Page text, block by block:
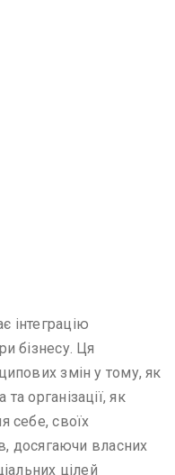
інтеграцію
бізнесу. Ця
змін у тому, як
організації, як
себе, своїх
досягаючи власних
цілей